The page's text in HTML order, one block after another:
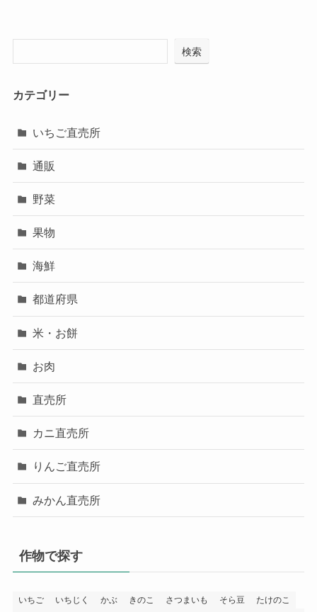
検索
カテゴリー
いちご直売所
通販
野菜
果物
海鮮
都道府県
米・お餅
お肉
直売所
カニ直売所
りんご直売所
みかん直売所
作物で探す
いちご いちじく かぶ きのこ さつまいも そら豆
たけのこ